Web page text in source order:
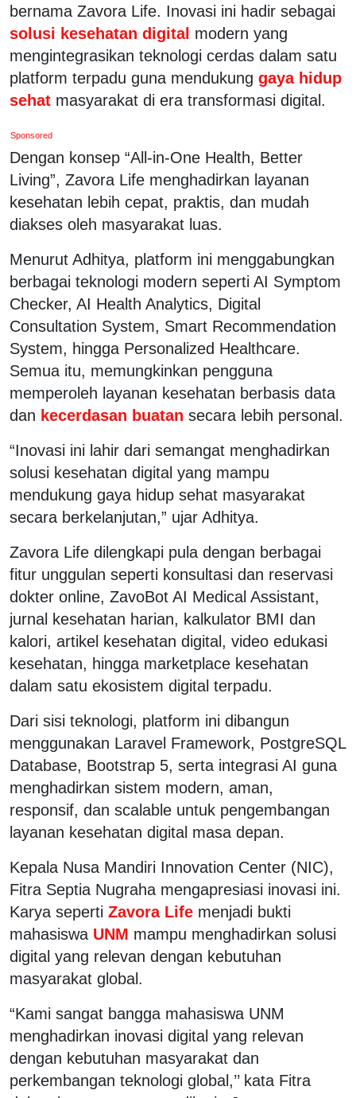
bernama Zavora Life. Inovasi ini hadir sebagai
solusi kesehatan digital modern yang
mengintegrasikan teknologi cerdas dalam satu
platform terpadu guna mendukung gaya hidup
sehat masyarakat di era transformasi digital.
Sponsored
Dengan konsep “All-in-One Health, Better
Living”, Zavora Life menghadirkan layanan
kesehatan lebih cepat, praktis, dan mudah
diakses oleh masyarakat luas.
Menurut Adhitya, platform ini menggabungkan
berbagai teknologi modern seperti AI Symptom
Checker, AI Health Analytics, Digital
Consultation System, Smart Recommendation
System, hingga Personalized Healthcare.
Semua itu, memungkinkan pengguna
memperoleh layanan kesehatan berbasis data
dan kecerdasan buatan secara lebih personal.
“Inovasi ini lahir dari semangat menghadirkan
solusi kesehatan digital yang mampu
mendukung gaya hidup sehat masyarakat
secara berkelanjutan,” ujar Adhitya.
Zavora Life dilengkapi pula dengan berbagai
fitur unggulan seperti konsultasi dan reservasi
dokter online, ZavoBot AI Medical Assistant,
jurnal kesehatan harian, kalkulator BMI dan
kalori, artikel kesehatan digital, video edukasi
kesehatan, hingga marketplace kesehatan
dalam satu ekosistem digital terpadu.
Dari sisi teknologi, platform ini dibangun
menggunakan Laravel Framework, PostgreSQL
Database, Bootstrap 5, serta integrasi AI guna
menghadirkan sistem modern, aman,
responsif, dan scalable untuk pengembangan
layanan kesehatan digital masa depan.
Kepala Nusa Mandiri Innovation Center (NIC),
Fitra Septia Nugraha mengapresiasi inovasi ini.
Karya seperti Zavora Life menjadi bukti
mahasiswa UNM mampu menghadirkan solusi
digital yang relevan dengan kebutuhan
masyarakat global.
“Kami sangat bangga mahasiswa UNM
menghadirkan inovasi digital yang relevan
dengan kebutuhan masyarakat dan
perkembangan teknologi global,’’ kata Fitra